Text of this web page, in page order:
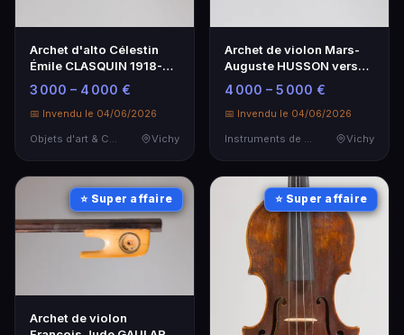
Archet d'alto Célestin
Émile CLASQUIN 1918-
1920 en excellent état
3 000 – 4 000 €
📅 Invendu le 04/06/2026
Vichy
Archet de violon Mars-
Auguste HUSSON vers
1925 - Pièce de
collection
4 000 – 5 000 €
📅 Invendu le 04/06/2026
Vichy
⭐ Super affaire
Archet de violon
⭐ Super affaire